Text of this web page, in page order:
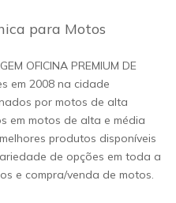
para Motos
OFICINA PREMIUM DE
em 2008 na cidade
por motos de alta
em motos de alta e média
produtos disponíveis
de opções em toda a
e compra/venda de motos.